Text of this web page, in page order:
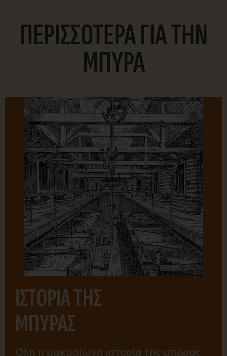
ΠΕΡΙΣΣΟΤΕΡΑ ΓΙΑ ΤΗΝ
ΜΠΥΡΑ
ΙΣΤΟΡΙΑ ΤΗΣ
ΜΠΥΡΑΣ
Όλη η μακραίωνη ιστορία της μπύρας